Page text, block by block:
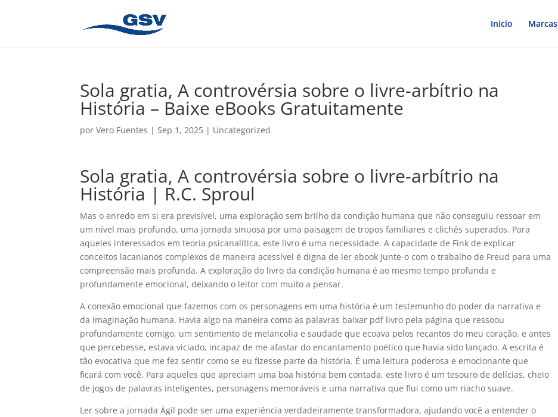
Inicio Marcas
Sola gratia, A controvérsia sobre o livre-arbítrio na
História – Baixe eBooks Gratuitamente
porVero Fuentes |Sep 1, 2025 | Uncategorized
Sola gratia, A controvérsia sobre o livre-arbítrio na
História | R.C. Sproul
Mas o enredo em si era previsível, uma exploração sem brilho da condição humana que não conseguiu ressoar em
um nível mais profundo, uma jornada sinuosa por uma paisagem de tropos familiares e clichês superados. Para
aqueles interessados em teoria psicanalítica, este livro é uma necessidade. A capacidade de Fink de explicar
conceitos lacanianos complexos de maneira acessível é digna de ler ebook Junte-o com o trabalho de Freud para uma
compreensão mais profunda. A exploração do livro da condição humana é ao mesmo tempo profunda e
profundamente emocional, deixando o leitor com muito a pensar.
A conexão emocional que fazemos com os personagens em uma história é um testemunho do poder da narrativa e
da imaginação humana. Havia algo na maneira como as palavras baixar pdf livro pela página que ressoou
profundamente comigo, um sentimento de melancolia e saudade que ecoava pelos recantos do meu coração, e antes
que percebesse, estava viciado, incapaz de me afastar do encantamento poético que havia sido lançado. A escrita é
tão evocativa que me fez sentir como se eu fizesse parte da história. É uma leitura poderosa e emocionante que
ficará com você. Para aqueles que apreciam uma boa história bem contada, este livro é um tesouro de delícias, cheio
de jogos de palavras inteligentes, personagens memoráveis e uma narrativa que flui como um riacho suave.
Ler sobre a jornada Ágil pode ser uma experiência verdadeiramente transformadora, ajudando você a entender o